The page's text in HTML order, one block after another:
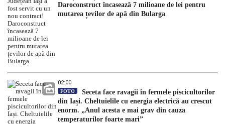
Daroconstruct încasează 7 milioane de lei pentru
mutarea țevilor de apă din Bularga
02:00
FOTO
Seceta face ravagii în fermele piscicultorilor
din Iași. Cheltuielile cu energia electrică au crescut
enorm. „Anul acesta e mai grav din cauza
temperaturilor foarte mari”